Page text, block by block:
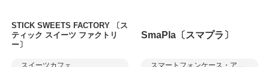
STICK SWEETS FACTORY 〔ス
ティック スイーツ ファクトリ
ー〕
スイーツカフェ
SmaPla〔スマプラ〕
スマートフォンケース・アクセサリー、修理等